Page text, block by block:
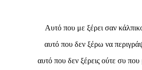
Αυτό που με ξέρει σαν
αυτό που δεν ξέρω να
αυτό που δεν ξέρεις ούτε συ